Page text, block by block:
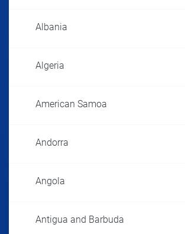
Albania
Algeria
American Samoa
Andorra
Angola
Antigua and Barbuda